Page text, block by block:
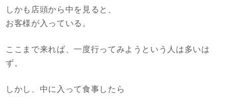
しかも店頭から中を見ると、
お客様が入っている。
ここまで来れば、一度行ってみようという人は多いは
ず。
しかし、中に入って食事したら